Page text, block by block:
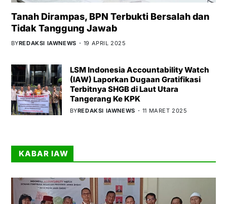
Tanah Dirampas, BPN Terbukti Bersalah dan
Tidak Tanggung Jawab
BYREDAKSI IAWNEWS 19 APRIL 2025
LSM Indonesia Accountability Watch
(IAW) Laporkan Dugaan Gratifikasi
Terbitnya SHGB di Laut Utara
Tangerang Ke KPK
BYREDAKSI IAWNEWS 11 MARET 2025
KABAR IAW